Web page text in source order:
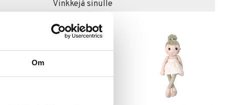
Om
Vinkkejä sinulle